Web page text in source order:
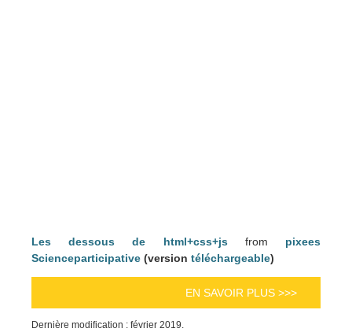
Les dessous de html+css+js from pixees
Scienceparticipative (version téléchargeable)
EN SAVOIR PLUS >>>
Dernière modification : février 2019.